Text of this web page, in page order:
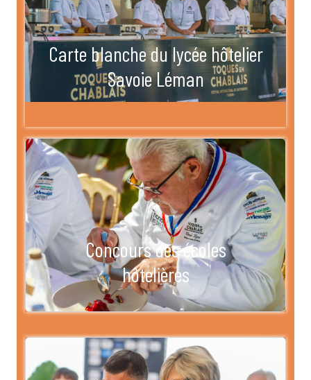
Carte blanche du lycée hôtelier
Savoie Léman
Concours des écoles
hôtelières